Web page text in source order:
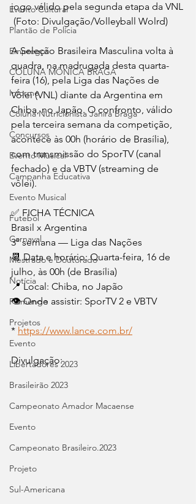
Evento Cultural
Plantão de Polícia
Empregos
COLUNA MÔNICA BRAGA
Informe
Coluna Nutricionista Janira Braga
Concursos
Evento Musical
Campanha Educativa
Evento Musical
Futebol
Carnaval
Mestrado e Doutorado
Notícia
Flamengo
Projetos
Evento
Libertadores 2023
Brasileirão 2023
Campeonato Amador Macaense
Evento
Campeonato Brasileiro.2023
Projeto
Sul-Americana
jogo válido pela segunda etapa da VNL
(Foto: Divulgação/Volleyball Wolrd)
A Seleção Brasileira Masculina volta à
quadra, na madrugada desta quarta-
feira (16), pela Liga das Nações de
Vôlei (VNL) diante da Argentina em
Chiba, no Japão. O confronto, válido
pela terceira semana da competição,
acontece às 00h (horário de Brasília),
com transmissão do SporTV (canal
fechado) e da VBTV (streaming de
vôlei).
✅ FICHA TÉCNICA
Brasil x Argentina
3° semana — Liga das Nações
📆 Data e horário: Quarta-feira, 16 de
julho, às 00h (de Brasília)
📍 Local: Chiba, no Japão
👁️ Onde assistir: SporTV 2 e VBTV
* https://www.lance.com.br/
Divulgação: